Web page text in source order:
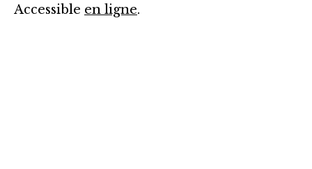
Accessible en ligne.